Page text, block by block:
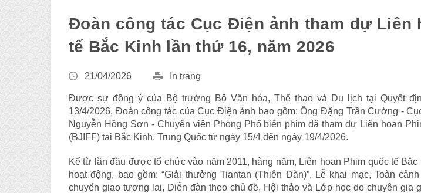
Đoàn công tác Cục Điện ảnh tham dự Liên
tế Bắc Kinh lần thứ 16, năm 2026
21/04/2026 In trang
Được sự đồng ý của Bộ trưởng Bộ Văn hóa, Thể thao và Du lịch tại Quyết
13/4/2026, Đoàn công tác của Cục Điện ảnh bao gồm: Ông Đặng Trần Cường -
Nguyễn Hồng Sơn - Chuyên viên Phòng Phổ biến phim đã tham dự Liên hoan
(BJIFF) tại Bắc Kinh, Trung Quốc từ ngày 15/4 đến ngày 19/4/2026.
Kể từ lần đầu được tổ chức vào năm 2011, hàng năm, Liên hoan Phim quốc tế
hoạt động, bao gồm: “Giải thưởng Tiantan (Thiên Đàn)”, Lễ khai mạc, Toàn
chuyển giao tương lai, Diễn đàn theo chủ đề, Hội thảo và Lớp học do chuyên gia